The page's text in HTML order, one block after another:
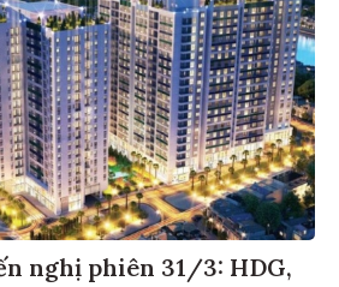
nghị phiên 31/3: HDG,